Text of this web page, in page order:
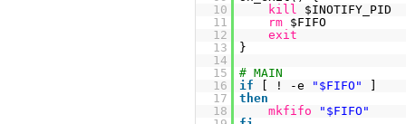
10
kill
$INOTIFY_PID
11
rm $FIFO
12
exit
13
}
14
15
# MAIN
16
if [ ! -e "$FIFO"
17
then
18
mkfifo
"$FIFO"